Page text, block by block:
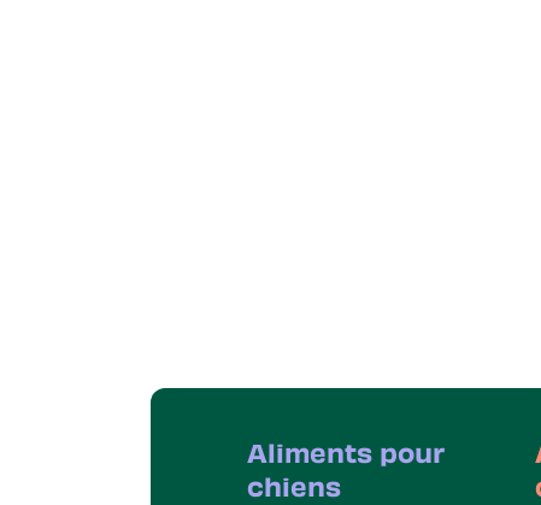
Aliments pour
chiens